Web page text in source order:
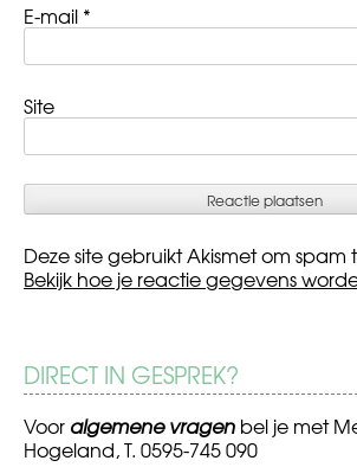
E-mail *
Site
Deze site gebruikt Akismet om spam
Bekijk hoe je reactie gegevens
DIRECT IN GESPREK?
Voor algemene vragen bel je met
Hogeland, T. 0595-745 090